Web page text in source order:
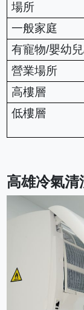
場所
一般家庭
有寵物/嬰幼
營業場所
高樓層
低樓層
高雄冷氣清